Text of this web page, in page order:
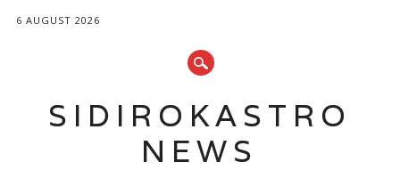
6 AUGUST 2026
SIDIROKASTRO
NEWS